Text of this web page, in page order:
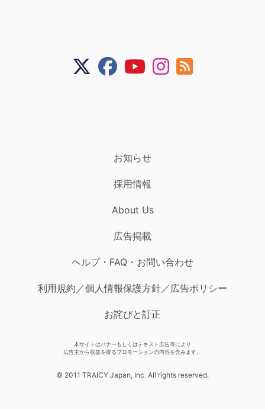
お知らせ
採用情報
About Us
広告掲載
ヘルプ・FAQ・お問い合わせ
利用規約／個人情報保護方針／広告ポリシー
お詫びと訂正
本サイトはバナーもしくはテキスト広告等により
広告主から収益を得るプロモーションの内容を含みます。
© 2011 TRAICY Japan, Inc. All rights reserved.